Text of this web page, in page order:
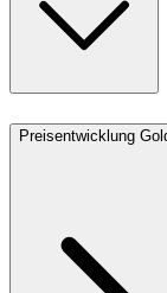
Preisentwicklung